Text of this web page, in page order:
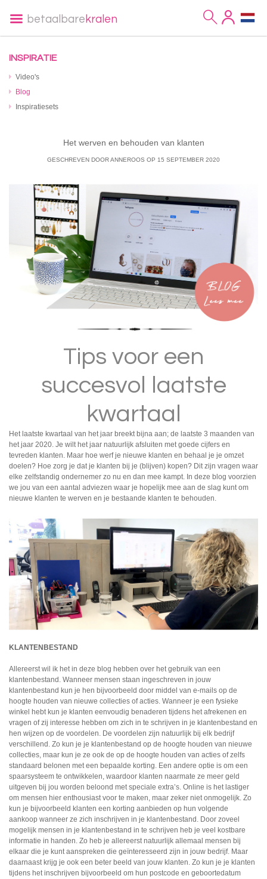
betaalbare kralen
INSPIRATIE
Video's
Blog
Inspiratiesets
Het werven en behouden van klanten
GESCHREVEN DOOR ANNEROOS OP 15 SEPTEMBER 2020
Tips voor een
succesvol laatste
kwartaal
Het laatste kwartaal van het jaar breekt bijna aan; de laatste 3 maanden van
het jaar 2020. Je wilt het jaar natuurlijk afsluiten met goede cijfers en
tevreden klanten. Maar hoe werf je nieuwe klanten en behaal je je omzet
doelen? Hoe zorg je dat je klanten bij je (blijven) kopen? Dit zijn vragen waar
elke zelfstandig ondernemer zo nu en dan mee kampt. In deze blog voorzien
we jou van een aantal adviezen waar je hopelijk mee aan de slag kunt om
nieuwe klanten te werven en je bestaande klanten te behouden.
KLANTENBESTAND
Allereerst wil ik het in deze blog hebben over het gebruik van een
klantenbestand. Wanneer mensen staan ingeschreven in jouw
klantenbestand kun je hen bijvoorbeeld door middel van e-mails op de
hoogte houden van nieuwe collecties of acties. Wanneer je een fysieke
winkel hebt kun je klanten eenvoudig benaderen tijdens het afrekenen en
vragen of zij interesse hebben om zich in te schrijven in je klantenbestand en
hen wijzen op de voordelen. De voordelen zijn natuurlijk bij elk bedrijf
verschillend. Zo kun je je klantenbestand op de hoogte houden van nieuwe
collecties, maar kun je ze ook de op de hoogte houden van acties of zelfs
standaard belonen met een bepaalde korting. Een andere optie is om een
spaarsysteem te ontwikkelen, waardoor klanten naarmate ze meer geld
uitgeven bij jou worden beloond met speciale extra’s. Online is het lastiger
om mensen hier enthousiast voor te maken, maar zeker niet onmogelijk. Zo
kun je bijvoorbeeld klanten een korting aanbieden op hun volgende
aankoop wanneer ze zich inschrijven in je klantenbestand. Door zoveel
mogelijk mensen in je klantenbestand in te schrijven heb je veel kostbare
informatie in handen. Zo heb je allereerst natuurlijk allemaal mensen bij
elkaar die je kunt aanspreken die geïnteresseerd zijn in jouw bedrijf. Maar
daarnaast krijg je ook een beter beeld van jouw klanten. Zo kun je je klanten
tijdens het inschrijven bijvoorbeeld om hun postcode en geboortedatum